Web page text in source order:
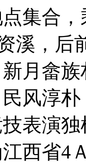
集合
溪，后
新月畲
风淳
表演
西省4